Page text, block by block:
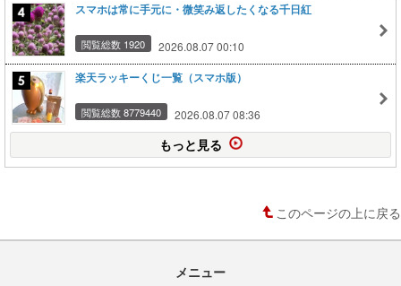
スマホは常に手元に・微笑み返したくなる千日紅
閲覧総数 1920 2026.08.07 00:10
楽天ラッキーくじ一覧（スマホ版）
閲覧総数 8779440 2026.08.07 08:36
もっと見る
このページの上に戻る
メニュー